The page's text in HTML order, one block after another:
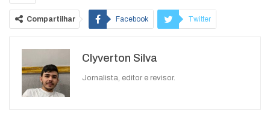
Compartilhar Facebook Twitter
WhatsApp
Clyverton Silva
Jornalista, editor e revisor.